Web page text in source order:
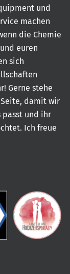
und
machen
die Chemie
euren
sich
Gerne stehe
damit wir
passt und ihr
Ich freue